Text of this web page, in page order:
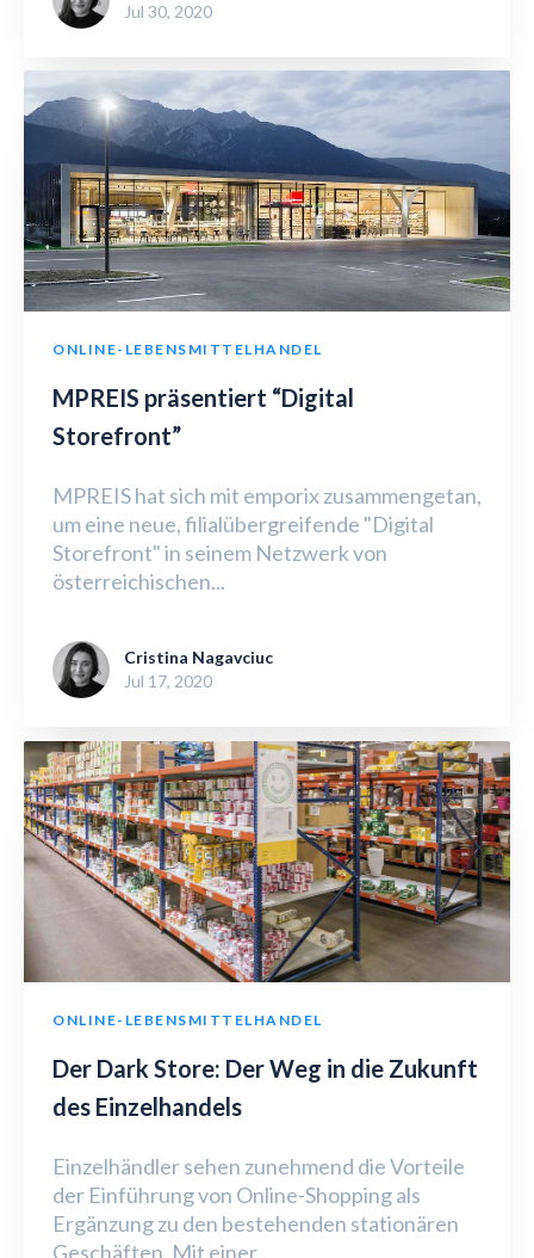
Jul 30, 2020
ONLINE-LEBENSMITTELHANDEL
MPREIS präsentiert “Digital
Storefront”
MPREIS hat sich mit emporix zusammengetan,
um eine neue, filialübergreifende "Digital
Storefront" in seinem Netzwerk von
österreichischen...
Cristina Nagavciuc
Jul 17, 2020
ONLINE-LEBENSMITTELHANDEL
Der Dark Store: Der Weg in die Zukunft
des Einzelhandels
Einzelhändler sehen zunehmend die Vorteile
der Einführung von Online-Shopping als
Ergänzung zu den bestehenden stationären
Geschäften. Mit einer...